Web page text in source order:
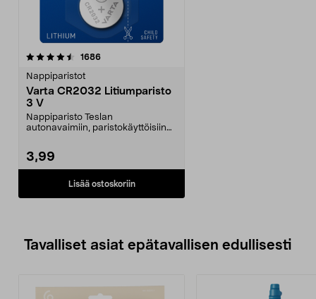
1686arvostelut
Nappiparistot
Varta CR2032 Litiumparisto
3 V
Nappiparisto Teslan
autonavaimiin, paristokäyttöisiin
3,99
Lisää ostoskoriin
Tavalliset asiat epätavallisen edullisesti